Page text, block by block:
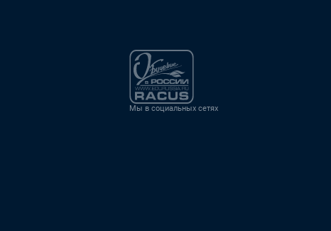
Мы в социальных сетях